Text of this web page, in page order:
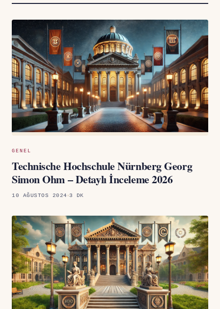
GENEL
Technische Hochschule Nürnberg Georg
Simon Ohm – Detaylı İnceleme 2026
10 AĞUSTOS 2024 3 DK